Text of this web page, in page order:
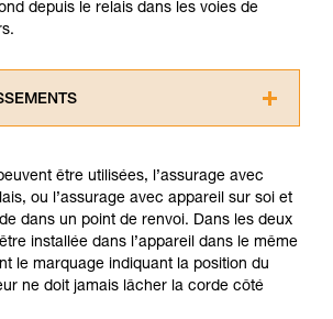
depuis le relais dans les voies de
Vous devez avoir compris les
de la notice technique pour
ce complément
ces techniques nécessite une
et un entraînement spécifique. Validez
être utilisées, l’assurage avec
ou l’assurage avec appareil sur soi et
dans un point de renvoi. Dans les deux
installée dans l’appareil dans le même
le marquage indiquant la position du
ne doit jamais lâcher la corde côté